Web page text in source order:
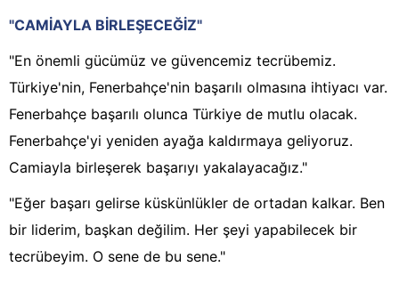
"CAMİAYLA BİRLEŞECEĞİZ"
"En önemli gücümüz ve güvencemiz tecrübemiz.
Türkiye'nin, Fenerbahçe'nin başarılı olmasına ihtiyacı var.
Fenerbahçe başarılı olunca Türkiye de mutlu olacak.
Fenerbahçe'yi yeniden ayağa kaldırmaya geliyoruz.
Camiayla birleşerek başarıyı yakalayacağız."
"Eğer başarı gelirse küskünlükler de ortadan kalkar. Ben
bir liderim, başkan değilim. Her şeyi yapabilecek bir
tecrübeyim. O sene de bu sene."